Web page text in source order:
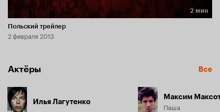
Длительность 2 мин
2 мин
Польский трейлер
2 февраля 2013
Актёры Все
Илья Лагутенко
Максим
Паша